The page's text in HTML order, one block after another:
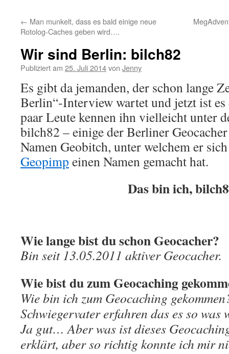
← Man munkelt, dass es bald einige neue
Rotolog-Caches geben wird….
Wir sind Berlin: bilch82
Publiziert am 25. Juli 2014von Jenny
Es gibt da jemanden, der schon lange
Berlin“-Interview wartet und jetzt ist
paar Leute kennen ihn vielleicht unter
bilch82 – einige der Berliner
Namen Geobitch, unter welchem er
Geopimp einen Namen gemacht hat.
Das bin ich,
Wie lange bist du schon Geocacher?
Bin seit 13.05.2011 aktiver Geocacher.
Wie bist du zum Geocaching
Wie bin ich zum Geocaching
Schwiegervater erfahren das es so was
Ja gut… Aber was ist dieses
erklärt, aber so richtig konnte ich mir